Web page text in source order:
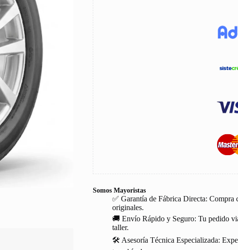
Somos Mayoristas
✅ Garantía de Fábrica Directa:
originales.
🚚 Envío Rápido y Seguro: Tu pedido
taller.
🛠️ Asesoría Técnica Especializada: